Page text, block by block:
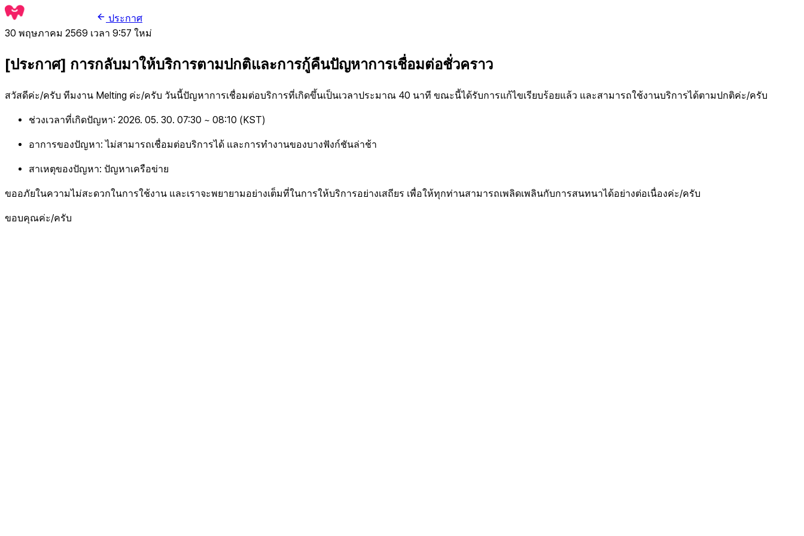
ประกาศ
30 พฤษภาคม 2569 เวลา 9:57 ใหม่
[ประกาศ] การกลับมาให้บริการตามปกติและการกู้คืนปัญหาการเชื่อมต่อชั่วคราว
สวัสดีค่ะ/ครับ ทีมงาน Melting ค่ะ/ครับ วันนี้ปัญหาการเชื่อมต่อบริการที่เกิดขึ้นเป็นเวลาประมาณ 40 นาที ขณะนี้ได้รับการแก้ไขเรียบร้อยแล้ว และสามารถใช้งานบริการได้ตามปกติค่ะ/ครับ
ช่วงเวลาที่เกิดปัญหา: 2026. 05. 30. 07:30 ~ 08:10 (KST)
อาการของปัญหา: ไม่สามารถเชื่อมต่อบริการได้ และการทำงานของบางฟังก์ชันล่าช้า
สาเหตุของปัญหา: ปัญหาเครือข่าย
ขออภัยในความไม่สะดวกในการใช้งาน และเราจะพยายามอย่างเต็มที่ในการให้บริการอย่างเสถียร เพื่อให้ทุกท่านสามารถเพลิดเพลินกับการสนทนาได้อย่างต่อเนื่องค่ะ/ครับ
ขอบคุณค่ะ/ครับ